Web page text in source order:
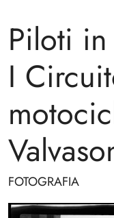
Piloti
I
FOTOGRAFIA